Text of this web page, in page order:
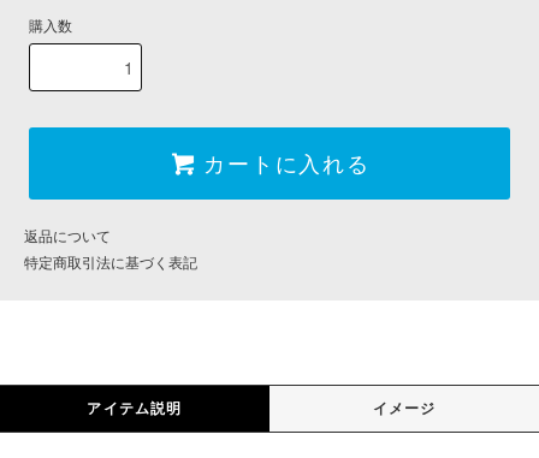
購入数
カートに入れる
返品について
特定商取引法に基づく表記
アイテム説明 イメージ